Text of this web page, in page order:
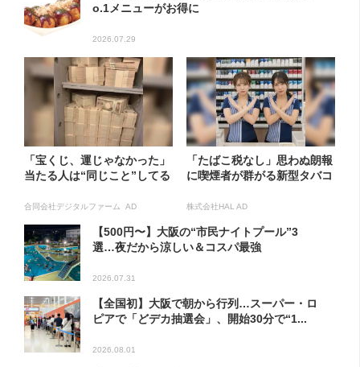
o.1メニューがお得に
2026.07.29
「宝くじ、運じゃなかった」
当たる人は“同じこと”してる
合同会社デジタルファーム AD
「たばこ税なし」思わぬ朗報
に喫煙者が群がる新型タバコ
株式会社HAL AD
【500円〜】大阪の“市民ナイトプール”3
選…夜だから涼しい＆コスパ最強
2026.07.31
【全国初】大阪で朝から行列…スーパー・ロ
ピアで「どデカ抽選会」、開始30分で“1...
2026.08.01